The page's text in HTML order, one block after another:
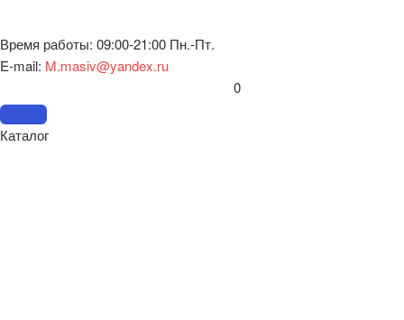
Время работы: 09:00-21:00 Пн.-Пт.
E-mail: M.masiv@yandex.ru
0
Каталог